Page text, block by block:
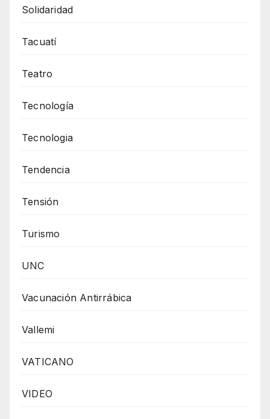
Solidaridad
Tacuatí
Teatro
Tecnología
Tecnologia
Tendencia
Tensión
Turismo
UNC
Vacunación Antirrábica
Vallemi
VATICANO
VIDEO